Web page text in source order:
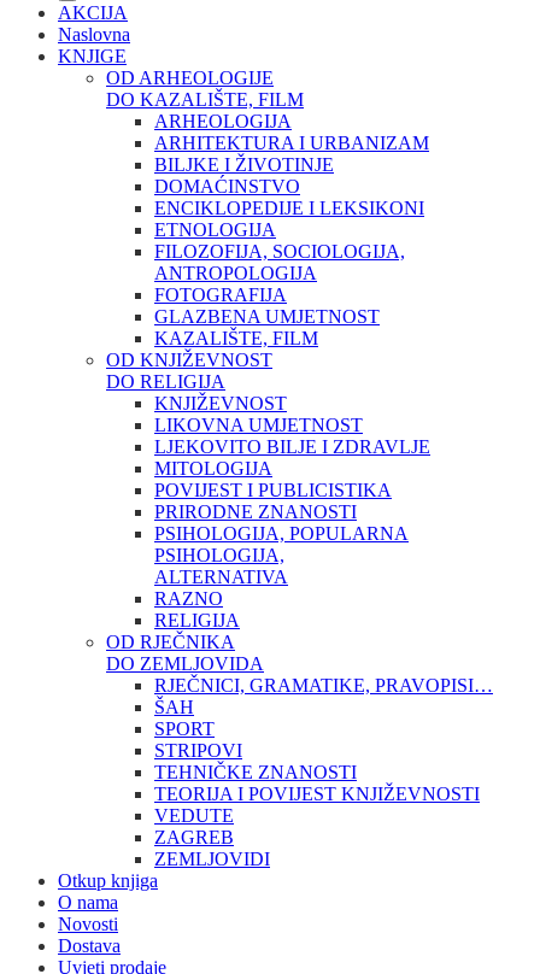
AKCIJA
Naslovna
KNJIGE
OD ARHEOLOGIJE
DO KAZALIŠTE, FILM
ARHEOLOGIJA
ARHITEKTURA I URBANIZAM
BILJKE I ŽIVOTINJE
DOMAĆINSTVO
ENCIKLOPEDIJE I LEKSIKONI
ETNOLOGIJA
FILOZOFIJA, SOCIOLOGIJA,
ANTROPOLOGIJA
FOTOGRAFIJA
GLAZBENA UMJETNOST
KAZALIŠTE, FILM
OD KNJIŽEVNOST
DO RELIGIJA
KNJIŽEVNOST
LIKOVNA UMJETNOST
LJEKOVITO BILJE I ZDRAVLJE
MITOLOGIJA
POVIJEST I PUBLICISTIKA
PRIRODNE ZNANOSTI
PSIHOLOGIJA, POPULARNA
PSIHOLOGIJA,
ALTERNATIVA
RAZNO
RELIGIJA
OD RJEČNIKA
DO ZEMLJOVIDA
RJEČNICI, GRAMATIKE, PRAVOPISI…
ŠAH
SPORT
STRIPOVI
TEHNIČKE ZNANOSTI
TEORIJA I POVIJEST KNJIŽEVNOSTI
VEDUTE
ZAGREB
ZEMLJOVIDI
Otkup knjiga
O nama
Novosti
Dostava
Uvjeti prodaje